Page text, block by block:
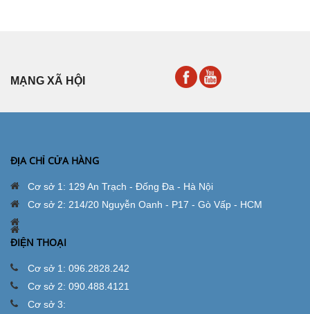
MẠNG XÃ HỘI
ĐỊA CHỈ CỬA HÀNG
Cơ sở 1: 129 An Trạch - Đống Đa - Hà Nội
Cơ sở 2: 214/20 Nguyễn Oanh - P17 - Gò Vấp - HCM
ĐIỆN THOẠI
Cơ sở 1: 096.2828.242
Cơ sở 2: 090.488.4121
Cơ sở 3: